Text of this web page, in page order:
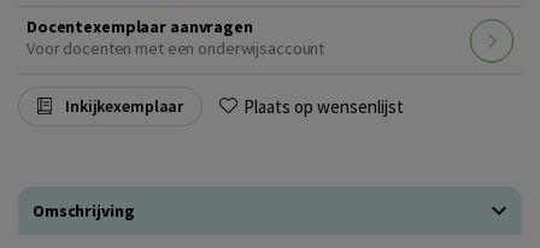
Docentexemplaar aanvragen
Voor docenten met een onderwijsaccount
Inkijkexemplaar Plaats op wensenlijst
Omschrijving